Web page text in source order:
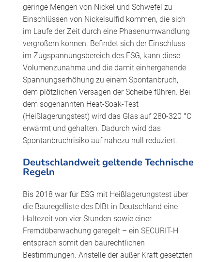
geringe Mengen von Nickel und Schwefel zu
Einschlüssen von Nickelsulfid kommen, die sich
im Laufe der Zeit durch eine Phasenumwandlung
vergrößern können. Befindet sich der Einschluss
im Zugspannungsbereich des ESG, kann diese
Volumenzunahme und die damit einhergehende
Spannungserhöhung zu einem Spontanbruch,
dem plötzlichen Versagen der Scheibe führen. Bei
dem sogenannten Heat-Soak-Test
(Heißlagerungstest) wird das Glas auf 280-320 °C
erwärmt und gehalten. Dadurch wird das
Spontanbruchrisiko auf nahezu null reduziert.
Deutschlandweit geltende Technische
Regeln
Bis 2018 war für ESG mit Heißlagerungstest über
die Bauregelliste des DIBt in Deutschland eine
Haltezeit von vier Stunden sowie einer
Fremdüberwachung geregelt – ein SECURIT-H
entsprach somit den baurechtlichen
Bestimmungen. Anstelle der außer Kraft gesetzten